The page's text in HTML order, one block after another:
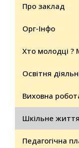
Про заклад
Орг-Інфо
Хто молодці ?
Освітня
Виховна
Шкільне життя
Педагогічна